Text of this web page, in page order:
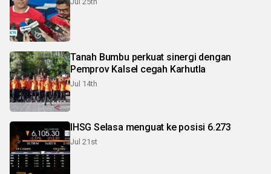
Tanah Bumbu perkuat sinergi dengan
Pemprov Kalsel cegah Karhutla
Jul 14th
IHSG Selasa menguat ke posisi 6.273
Jul 21st